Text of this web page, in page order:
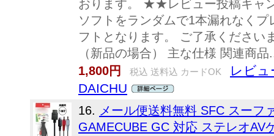
おります。 ★★レビュー投稿キャ
ソフトをランダムで1本漏れなく
フトとなります。 ご了承ください
（新品の場合） 主な仕様 関連商品
1,800円
税込 送料込 カードOK
レビュ
DAICHU
16. メール便送料無料 SFC スーフ
GAMECUBE GC 対応 ステレオAV